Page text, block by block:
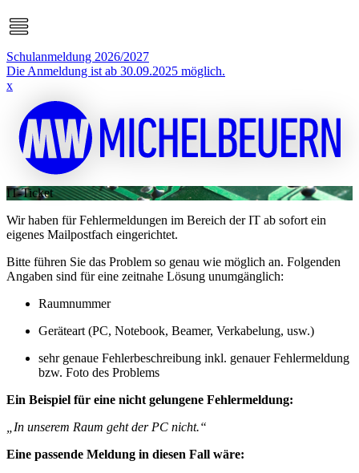
Schulanmeldung 2026/2027
Die Anmeldung ist ab 30.09.2025 möglich.
x
IT-Ticket
Wir haben für Fehlermeldungen im Bereich der IT ab sofort ein
eigenes Mailpostfach eingerichtet.
Bitte führen Sie das Problem so genau wie möglich an. Folgenden
Angaben sind für eine zeitnahe Lösung unumgänglich:
Raumnummer
Geräteart (PC, Notebook, Beamer, Verkabelung, usw.)
sehr genaue Fehlerbeschreibung inkl. genauer Fehlermeldung
bzw. Foto des Problems
Ein Beispiel für eine nicht gelungene Fehlermeldung:
„In unserem Raum geht der PC nicht.“
Eine passende Meldung in diesen Fall wäre: